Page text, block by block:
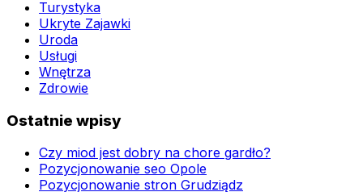
Turystyka
Ukryte Zajawki
Uroda
Usługi
Wnętrza
Zdrowie
Ostatnie wpisy
Czy miod jest dobry na chore gardło?
Pozycjonowanie seo Opole
Pozycjonowanie stron Grudziądz